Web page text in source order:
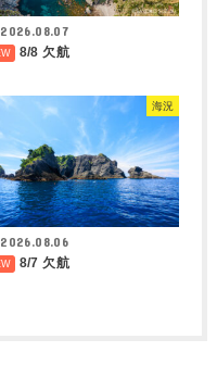
2026.08.07
8/8 欠航
海況
2026.08.06
8/7 欠航